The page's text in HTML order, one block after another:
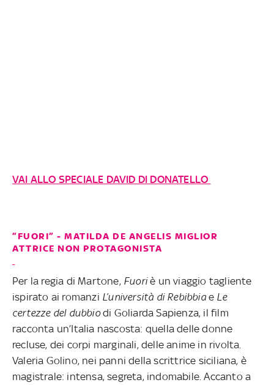
VAI ALLO SPECIALE DAVID DI DONATELLO
“FUORI” - MATILDA DE ANGELIS MIGLIOR
ATTRICE NON PROTAGONISTA
Per la regia di Martone, Fuoriè un viaggio tagliente
ispirato ai romanzi L’università di Rebibbiae Le
certezze del dubbiodi Goliarda Sapienza, il film
racconta un’Italia nascosta: quella delle donne
recluse, dei corpi marginali, delle anime in rivolta.
Valeria Golino, nei panni della scrittrice siciliana, è
magistrale: intensa, segreta, indomabile. Accanto a